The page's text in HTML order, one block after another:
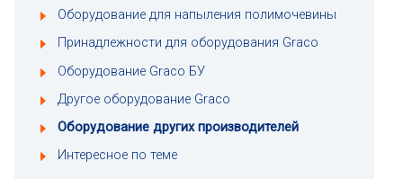
Оборудование для напыления полимочевины
Принадлежности для оборудования Graco
Оборудование Graco БУ
Другое оборудование Graco
Оборудование других производителей
Интересное по теме